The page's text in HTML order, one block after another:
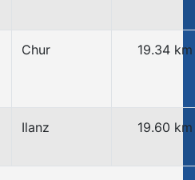
Chur 19.34 km
Ilanz 19.60 km